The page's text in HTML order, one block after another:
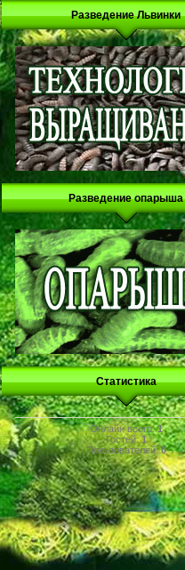
Разведение Львинки
Разведение опарыша
Статистика
Онлайн всего:1
Гостей:1
Пользователей:0